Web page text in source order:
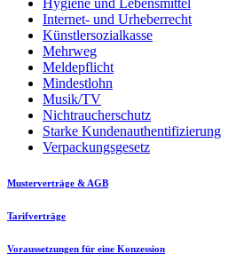
Internet- und Urheberrecht
Künstlersozialkasse
Mehrweg
Meldepflicht
Mindestlohn
Musik/TV
Nichtraucherschutz
Starke Kundenauthentifizierung
Verpackungsgesetz
Musterverträge & AGB
Tarifverträge
Voraussetzungen für eine Konzession